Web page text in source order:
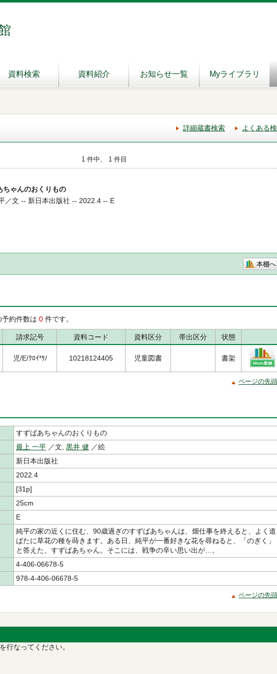
資料検索 資料紹介 お知らせ一覧 Myライブラリ
詳細蔵書検索 よくある
1 件中、 1 件目
ちゃんのおくりもの
／文 -- 新日本出版社 -- 2022.4 -- E
本棚へ
約件数は 0 件です。
請求記号 資料コード 資料区分 帯出区分 状態
児/E/ｸﾛｲ*ｹ/ 10218124405 児童図書 書架
ページの先
すずばあちゃんのおくりもの
最上 一平 ／文, 黒井 健 ／絵
新日本出版社
2022.4
[31p]
25cm
E
純平の家の近くに住む、90歳過ぎのすずばあちゃんは、畑仕事を終えると、よく道
ばたに草花の種を蒔きます。ある日、純平が一番好きな花を尋ねると、「のぎく」
と答えた、すずばあちゃん。そこには、戦争の辛い思い出が…。
4-406-06678-5
978-4-406-06678-5
ページの先
行なってください。